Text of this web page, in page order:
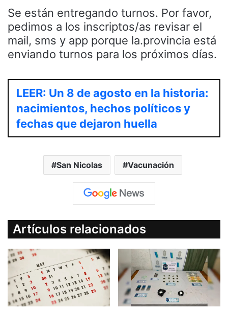
Se están entregando turnos. Por favor,
pedimos a los inscriptos/as revisar el
mail, sms y app porque la.provincia está
enviando turnos para los próximos días.
LEER: Un 8 de agosto en la historia:
nacimientos, hechos políticos y
fechas que dejaron huella
San Nicolas Vacunación
Artículos relacionados